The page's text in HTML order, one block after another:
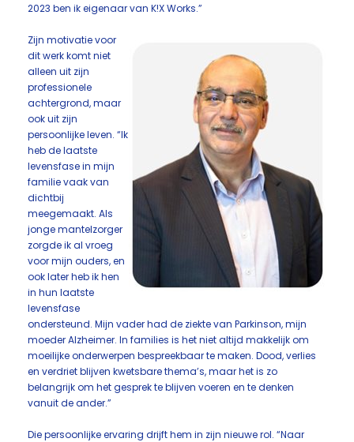
2023 ben ik eigenaar van K!X Works.”
Zijn motivatie voor
dit werk komt niet
alleen uit zijn
professionele
achtergrond, maar
ook uit zijn
persoonlijke leven. “Ik
heb de laatste
levensfase in mijn
familie vaak van
dichtbij
meegemaakt. Als
jonge mantelzorger
zorgde ik al vroeg
voor mijn ouders, en
ook later heb ik hen
in hun laatste
levensfase
ondersteund. Mijn vader had de ziekte van Parkinson, mijn
moeder Alzheimer. In families is het niet altijd makkelijk om
moeilijke onderwerpen bespreekbaar te maken. Dood, verlies
en verdriet blijven kwetsbare thema’s, maar het is zo
belangrijk om het gesprek te blijven voeren en te denken
vanuit de ander.”
Die persoonlijke ervaring drijft hem in zijn nieuwe rol. “Naar